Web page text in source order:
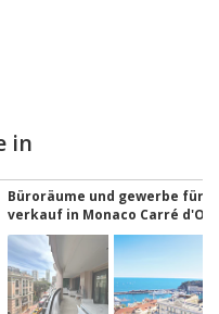
in
Büroräume und gewerbe für
verkauf in Monaco Carré d'Or